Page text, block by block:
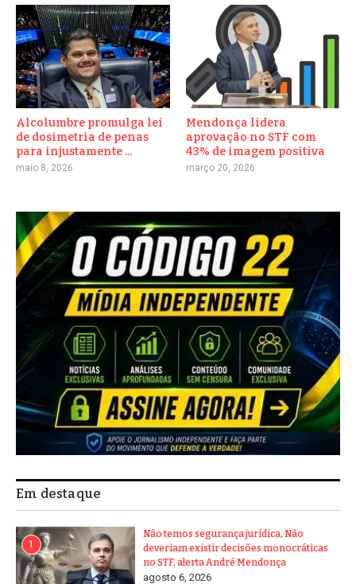
Alcolumbre promulga lei
de dosimetria de penas
para injustamente ...
maio 8, 2026
Mendonça lidera
aprovação no STF com
43% de imagem positiva
março 20, 2026
Em destaque
1
Não temos segurança jurídica, Não
deveriam existir decisões monocráticas
no STF, alerta André Mendonça
agosto 6, 2026